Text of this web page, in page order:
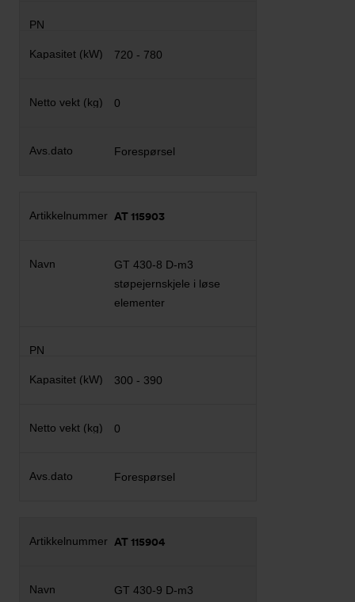
720 - 780
0
Forespørsel
AT 115903
GT 430-8 D-m3
støpejernskjele i løse
elementer
300 - 390
0
Forespørsel
AT 115904
GT 430-9 D-m3